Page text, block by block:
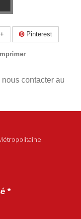
Pinterest
Imprimer
contacter au
*